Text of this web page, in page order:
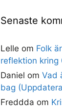
Senaste
Lelle om Folk
reflektion kring
Daniel om Vad
bag
Freddda om